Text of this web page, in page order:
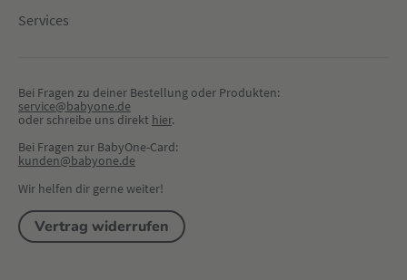
Services
Bei Fragen zu deiner Bestellung oder Produkten:
service@babyone.de
oder schreibe uns direkt hier.
Bei Fragen zur BabyOne-Card:
kunden@babyone.de
Wir helfen dir gerne weiter!
Vertrag widerrufen